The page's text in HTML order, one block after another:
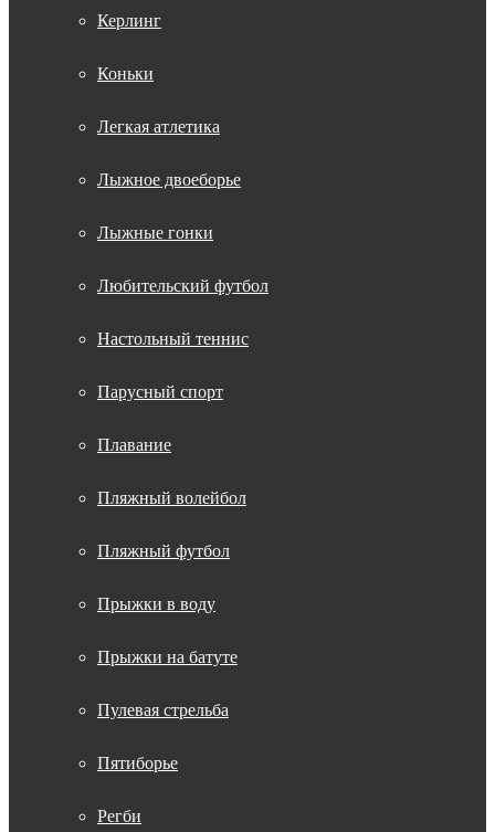
Керлинг
Коньки
Легкая атлетика
Лыжное двоеборье
Лыжные гонки
Любительский футбол
Настольный теннис
Парусный спорт
Плавание
Пляжный волейбол
Пляжный футбол
Прыжки в воду
Прыжки на батуте
Пулевая стрельба
Пятиборье
Регби